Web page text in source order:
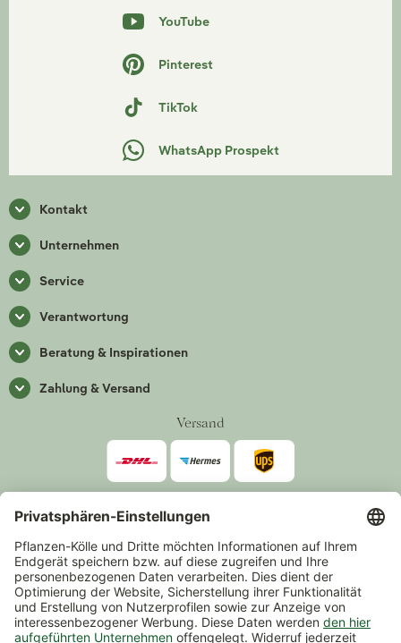
YouTube
Pinterest
TikTok
WhatsApp Prospekt
Kontakt
Unternehmen
Service
Verantwortung
Beratung & Inspirationen
Zahlung & Versand
Versand
Zahlarten
*Alle Preise inkl. gesetzlicher Mehrwertsteuer zzgl.Versand
Mindestbestellwert 14,90 €, ausgenommen sind Gutscheine und
Events.